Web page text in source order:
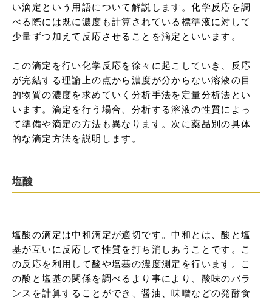
い滴定という用語について解説します。化学反応を調
べる際には既に濃度も計算されている標準液に対して
少量ずつ加えて反応させることを滴定といいます。
この滴定を行い化学反応を徐々に起こしていき、反応
が完結する理論上の点から濃度が分からない溶液の目
的物質の濃度を求めていく分析手法を定量分析法とい
います。滴定を行う場合、分析する溶液の性質によっ
て準備や滴定の方法も異なります。次に薬品別の具体
的な滴定方法を説明します。
塩酸
塩酸の滴定は中和滴定が適切です。中和とは、酸と塩
基が互いに反応して性質を打ち消しあうことです。こ
の反応を利用して酸や塩基の濃度測定を行います。こ
の酸と塩基の関係を調べるより事により、酸味のバラ
ンスを計算することができ、醤油、味噌などの発酵食